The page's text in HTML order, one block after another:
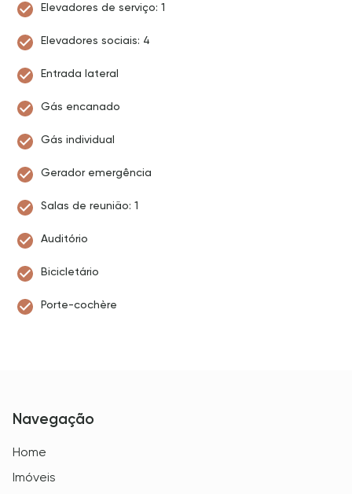
Elevadores de serviço: 1
Elevadores sociais: 4
Entrada lateral
Gás encanado
Gás individual
Gerador emergência
Salas de reunião: 1
Auditório
Bicicletário
Porte-cochère
Navegação
Home
Imóveis